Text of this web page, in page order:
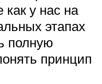
как у нас на
этапах
полную
принцип